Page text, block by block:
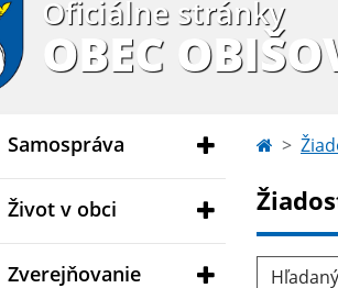
Oficiálne stránky
OBEC
Samospráva
Život v obci
Zverejňovanie Hľadaný